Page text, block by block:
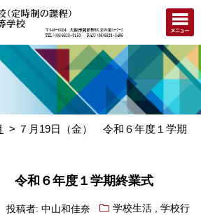
７月19日（金） 令和６年度１学期
令和６年度１学期終業式
投稿者: 中山和佳奈 学校生活 ,学校行